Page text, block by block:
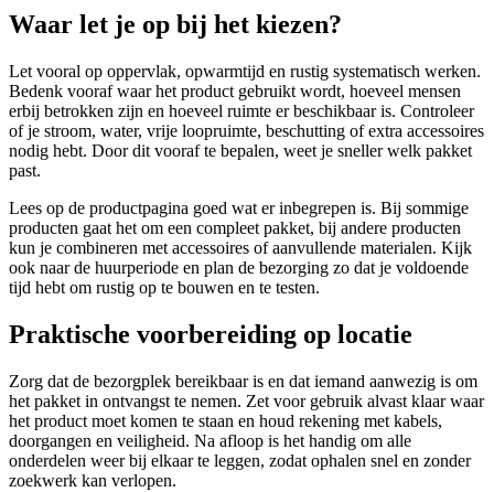
Waar let je op bij het kiezen?
Let vooral op oppervlak, opwarmtijd en rustig systematisch werken.
Bedenk vooraf waar het product gebruikt wordt, hoeveel mensen
erbij betrokken zijn en hoeveel ruimte er beschikbaar is. Controleer
of je stroom, water, vrije loopruimte, beschutting of extra accessoires
nodig hebt. Door dit vooraf te bepalen, weet je sneller welk pakket
past.
Lees op de productpagina goed wat er inbegrepen is. Bij sommige
producten gaat het om een compleet pakket, bij andere producten
kun je combineren met accessoires of aanvullende materialen. Kijk
ook naar de huurperiode en plan de bezorging zo dat je voldoende
tijd hebt om rustig op te bouwen en te testen.
Praktische voorbereiding op locatie
Zorg dat de bezorgplek bereikbaar is en dat iemand aanwezig is om
het pakket in ontvangst te nemen. Zet voor gebruik alvast klaar waar
het product moet komen te staan en houd rekening met kabels,
doorgangen en veiligheid. Na afloop is het handig om alle
onderdelen weer bij elkaar te leggen, zodat ophalen snel en zonder
zoekwerk kan verlopen.